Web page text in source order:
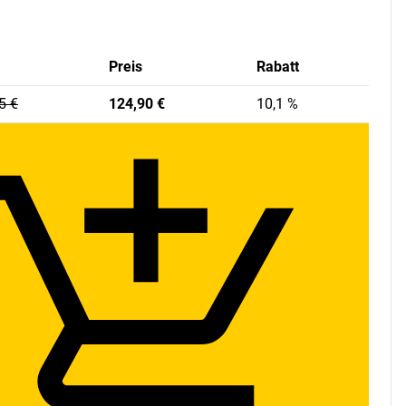
Preis Rabatt
€ 124,90 € 10,1 %